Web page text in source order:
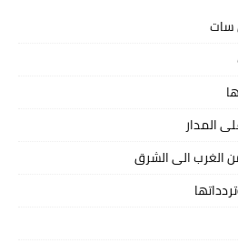
سات
المدار
الغرب الى الشرق